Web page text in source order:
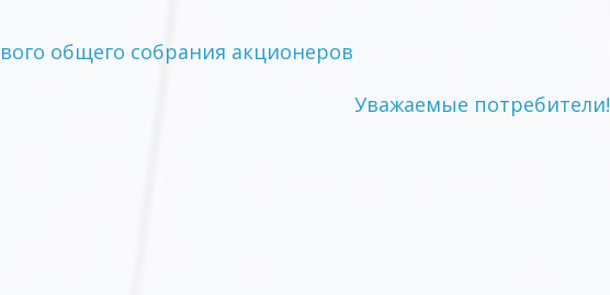
общего собрания акционеров
Уважаемые потребители!